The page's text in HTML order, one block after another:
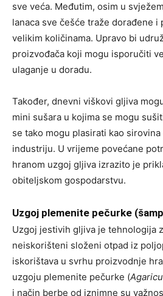
sve veća. Međutim, osim u
lanaca sve češće traže dorađene i
velikim količinama. Upravo bi
proizvođača koji mogu isporučiti
ulaganje u doradu.
Također, dnevni viškovi gljiva
mini sušara u kojima se mogu
se tako mogu plasirati kao
industriju. U vrijeme povećane
hranom uzgoj gljiva izrazito je
obiteljskom gospodarstvu.
Uzgoj plemenite pečurke
Uzgoj jestivih gljiva je tehnologija
neiskorišteni složeni otpad iz
iskorištava u svrhu proizvodnje
uzgoju plemenite pečurke (
i način berbe od iznimne su